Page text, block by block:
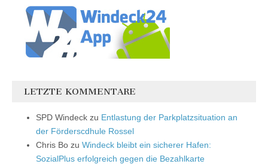
LETZTE KOMMENTARE
SPD Windeck zu Entlastung der Parkplatzsituation an
der Förderscdhule Rossel
Chris Bo zu Windeck bleibt ein sicherer Hafen:
SozialPlus erfolgreich gegen die Bezahlkarte